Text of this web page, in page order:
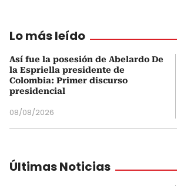
Lo más leído
Así fue la posesión de Abelardo De
la Espriella presidente de
Colombia: Primer discurso
presidencial
08/08/2026
Últimas Noticias